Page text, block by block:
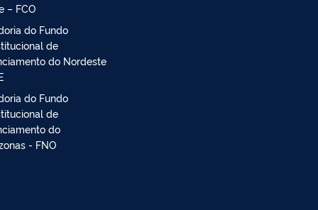
– FCO
do Fundo
de
do Nordeste
do Fundo
de
do
- FNO